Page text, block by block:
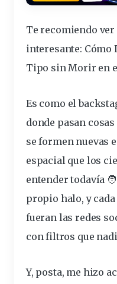
Te recomiendo
interesante: Cómo
Tipo sin Morir en
Es como el
donde pasan
se formen nuevas
espacial que los
entender todavía
propio halo, y
fueran las redes
con filtros que
Y, posta, me hizo